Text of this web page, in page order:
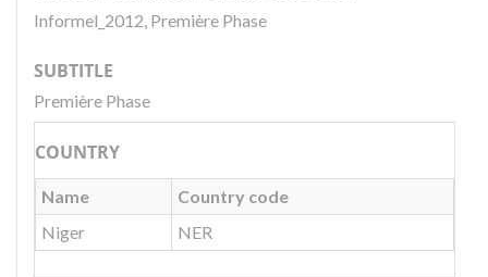
Informel_2012, Première Phase
SUBTITLE
Première Phase
COUNTRY
Name
Country code
Niger
NER